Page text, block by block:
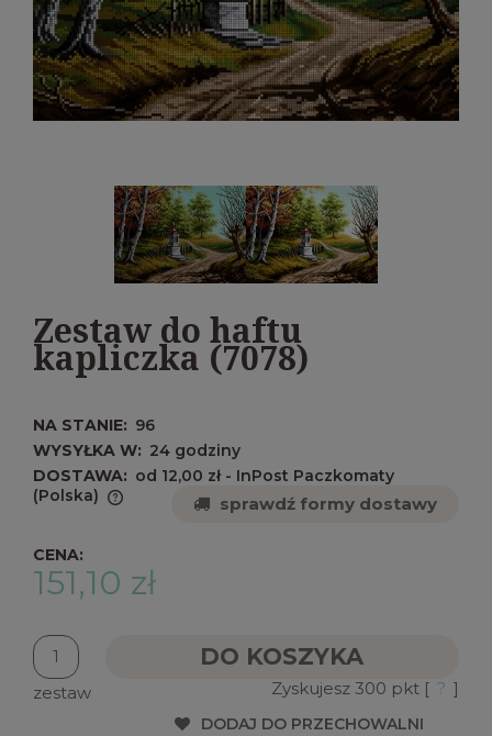
Zestaw do haftu
kapliczka (7078)
NA STANIE: 96
WYSYŁKA W: 24 godziny
DOSTAWA: od 12,00 zł - InPost Paczkomaty
(Polska)
Cena nie zawiera ewentualnych kosztów
sprawdź formy dostawy
CENA:
151,10 zł
zestaw
DO KOSZYKA
Zyskujesz 300 pkt [ ? ]
DODAJ DO PRZECHOWALNI